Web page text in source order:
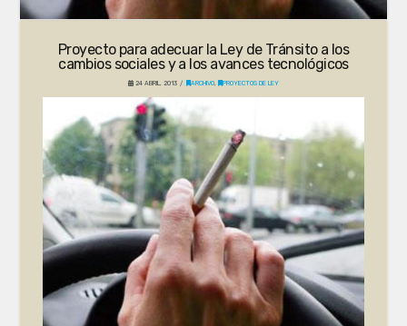
Proyecto para adecuar la Ley de Tránsito a los
cambios sociales y a los avances tecnológicos
24 ABRIL, 2013 ARCHIVO, PROYECTOS DE LEY